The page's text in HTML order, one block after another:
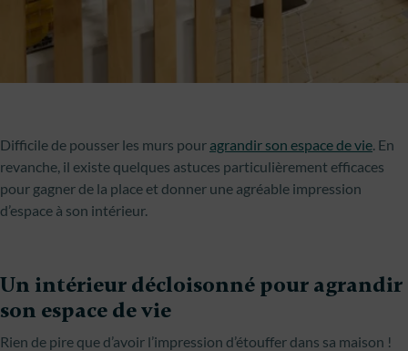
Difficile de pousser les murs pour agrandir son espace de vie. En
revanche, il existe quelques astuces particulièrement efficaces
pour gagner de la place et donner une agréable impression
d’espace à son intérieur.
Un intérieur décloisonné pour agrandir
son espace de vie
Rien de pire que d’avoir l’impression d’étouffer dans sa maison !